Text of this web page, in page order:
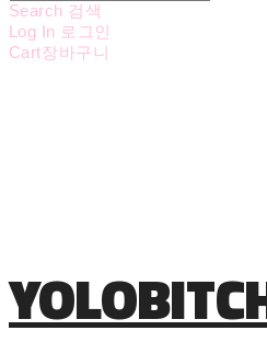
Search 검색
Log In 로그인
Cart장바구니